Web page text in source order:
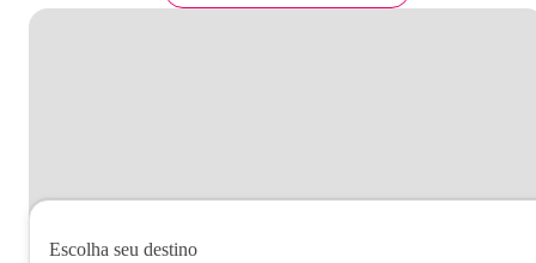
Escolha seu destino